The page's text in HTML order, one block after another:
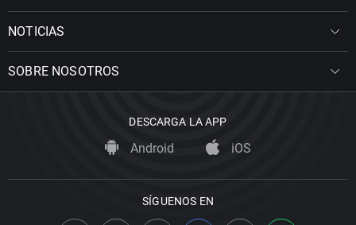
NOTICIAS
SOBRE NOSOTROS
DESCARGA LA APP
Android iOS
SÍGUENOS EN